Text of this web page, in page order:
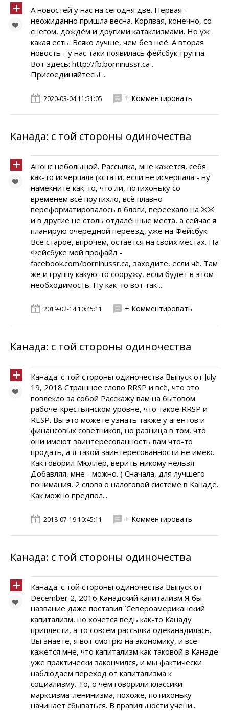
А новостей у нас на сегодня две. Первая -
неожиданно пришла весна. Корявая, конечно, со
снегом, дождём и другими катаклизмами. Но уж
какая есть. Всяко лучше, чем без неё. А вторая
новость - у нас таки появилась фейсбук-группа.
Вот здесь: http://fb.borninussr.ca .
Присоединяйтесь! ...
2020-03-04 11:51:05 + Комментировать
Канада: с той стороны одиночества
Анонс небольшой. Рассылка, мне кажется, себя
как-то исчерпала (кстати, если не исчерпала - ну
намекните как-то, что ли, потихоньку со
временем всё поутихло, всё плавно
переформатировалось в блоги, переехало на ЖЖ
и в другие не столь отдалённые места, а сейчас я
планирую очередной переезд, уже на Фейсбук.
Всё старое, впрочем, остаётся на своих местах. На
Фейсбуке мой профайл -
facebook.com/borninussr.ca, заходите, если чё. Там
же и группу какую-то сооружу, если будет в этом
необходимость. Ну как-то вот так ...
2019-02-14 10:45:11 + Комментировать
Канада: с той стороны одиночества
Канада: с той стороны одиночества Выпуск от July
19, 2018 Страшное слово RRSP и всё, что это
повлекло за собой Расскажу вам на бытовом
рабоче-крестьянском уровне, что такое RRSP и
RESP. Вы это можете узнать также у агентов и
финансовых советников, но разница в том, что
они имеют заинтересованность вам что-то
продать, а я такой заинтересованности не имею.
Как говорил Мюллер, верить никому нельзя.
Добавляя, мне - можно. ) Сначала, для лучшего
понимания, 2 слова о налоговой системе в Канаде.
Как можно предпол...
2018-07-19 10:45:11 + Комментировать
Канада: с той стороны одиночества
Канада: с той стороны одиночества Выпуск от
December 2, 2016 Канадский капитализм Я бы
название даже поставил `Североамериканский
капитализм, но хочется ведь как-то Канаду
приплести, а то совсем рассылка одеканадилась.
Вы знаете, я вот смотрю на экономику, и всё
кажется мне, что капитализм как таковой в Канаде
уже практически закончился, и мы фактически
наблюдаем переход от капитализма к
социализму. То, о чём говорили классики
марксизма-ленинизма, похоже, потихоньку
начинает сбываться. В правильности учени...